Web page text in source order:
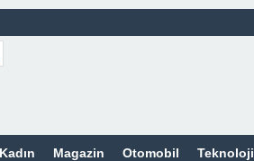
Kadın Magazin Otomobil Teknoloji